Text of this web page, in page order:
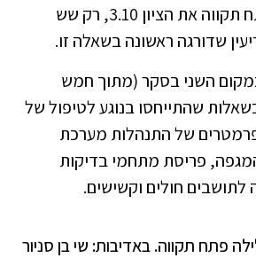
לגור בה, קיבלה פתח תקווה את הציון 3.10, רק שש
שדורגה ראשונה בשאלה זו.
השני בסקר (מתוך חמש
שהתייחסו בנוגע לטיפול של
של התנהלות מערכת
פריסת מתחמי בדיקות
לתושבים חולים וקשישים.